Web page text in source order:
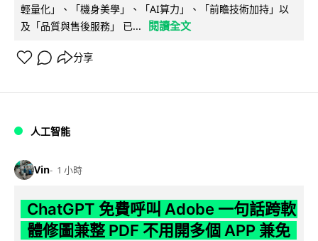
輕量化」、「機身美學」、「AI算力」、「前瞻技術加持」以
及「品質與售後服務」 已...
閱讀全文
分享
人工智能
Vin 1 小時
ChatGPT 免費呼叫 Adobe 一句話跨軟
體修圖兼整 PDF 不用開多個 APP 兼免